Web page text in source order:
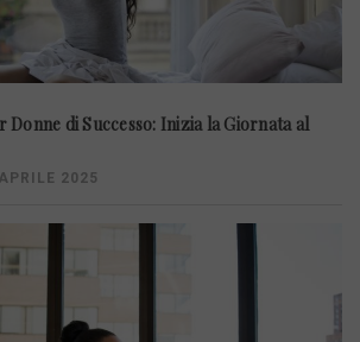
di Successo: Inizia la Giornata al
2025